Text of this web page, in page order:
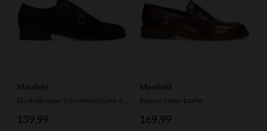
Manfield
139.99
Manfield
Braune Leder-Loafer
169.99